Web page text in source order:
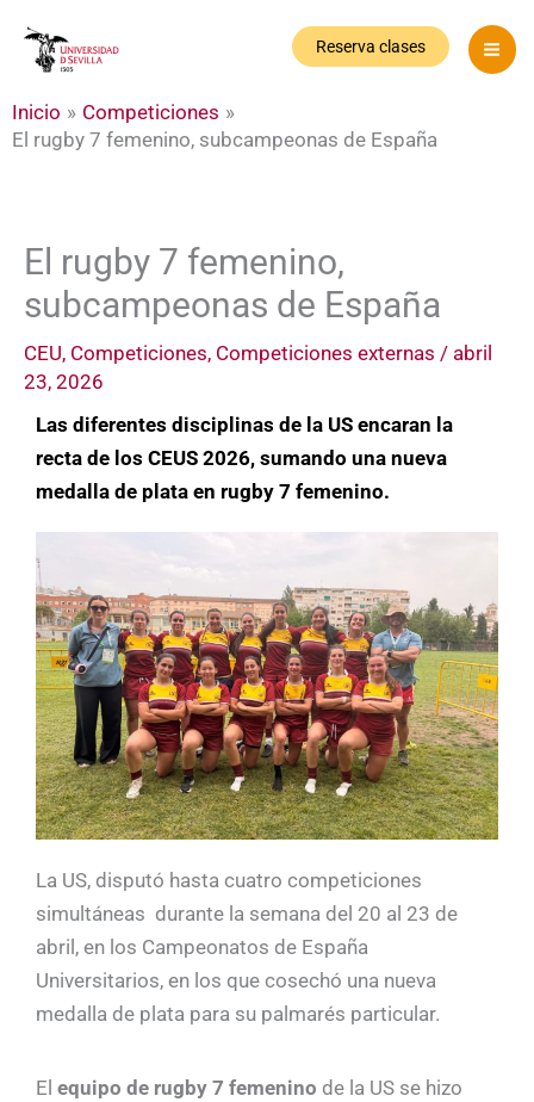
Reserva clases
Inicio
Competiciones
El rugby 7 femenino, subcampeonas de España
El rugby 7 femenino,
subcampeonas de España
CEU, Competiciones, Competiciones externas / abril
23, 2026
Las diferentes disciplinas de la US encaran la
recta de los CEUS 2026, sumando una nueva
medalla de plata en rugby 7 femenino.
La US, disputó hasta cuatro competiciones
simultáneas durante la semana del 20 al 23 de
abril, en los Campeonatos de España
Universitarios, en los que cosechó una nueva
medalla de plata para su palmarés particular.
El equipo de rugby 7 femenino de la US se hizo